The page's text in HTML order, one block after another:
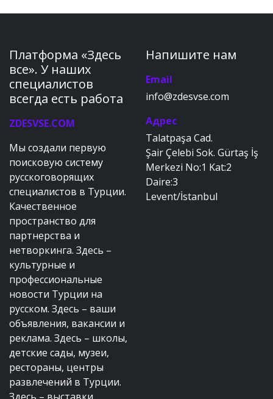
Платформа «Здесь
все». У наших
специалистов
всегда есть работа
ZDESVSE.COM
Мы создали первую
поисковую систему
русскоговорящих
специалистов в Турции.
Качественное
пространство для
партнерства и
нетворкинга. Здесь –
культурные и
профессиональные
новости Турции на
русском. Здесь – ваши
объявления, вакансии и
реклама. Здесь – школы,
детские сады, музеи,
рестораны, центры
развлечений в Турции.
Напишите нам
Email
info@zdesvse.com
Адрес
Talatpaşa Cad.
Şair Çelebi Sok. Gürtaş İş
Merkezi No:1 Kat:2
Daire:3
Levent/İstanbul